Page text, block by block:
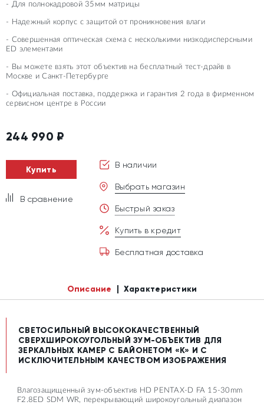
- Для полнокадровой 35мм матрицы
- Надежный корпус с защитой от проникновения влаги
- Совершенная оптическая схема с несколькими низкодисперсными
ED элементами
- Вы можете взять этот объектив на бесплатный тест-драйв в
Москве и Санкт-Петербурге
- Официальная поставка, поддержка и гарантия 2 года в фирменном
сервисном центре в России
244 990 ₽
Купить
В сравнение
В наличии
Выбрать магазин
Быстрый заказ
Купить в кредит
Бесплатная доставка
Описание Характеристики
CВЕТОСИЛЬНЫЙ ВЫСОКОКАЧЕСТВЕННЫЙ
СВЕРХШИРОКОУГОЛЬНЫЙ ЗУМ-ОБЪЕКТИВ ДЛЯ
ЗЕРКАЛЬНЫХ КАМЕР С БАЙОНЕТОМ «К» И С
ИСКЛЮЧИТЕЛЬНЫМ КАЧЕСТВОМ ИЗОБРАЖЕНИЯ
Влагозащищенный зум-объектив HD PENTAX-D FA 15-30mm
F2.8ED SDM WR, перекрывающий широкоугольный диапазон